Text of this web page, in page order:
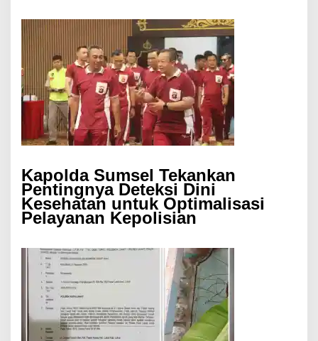
Kapolda Sumsel Tekankan
Pentingnya Deteksi Dini
Kesehatan untuk Optimalisasi
Pelayanan Kepolisian